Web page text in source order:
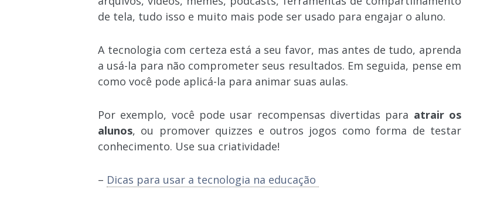
de tela, tudo isso e muito mais pode ser usado para engajar o aluno.
A tecnologia com certeza está a seu favor, mas antes de tudo, aprenda
a usá-la para não comprometer seus resultados. Em seguida, pense em
como você pode aplicá-la para animar suas aulas.
Por exemplo, você pode usar recompensas divertidas para atrair os
alunos, ou promover quizzes e outros jogos como forma de testar
conhecimento. Use sua criatividade!
– Dicas para usar a tecnologia na educação